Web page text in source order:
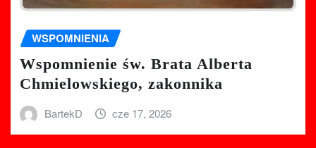
WSPOMNIENIA
Wspomnienie św. Brata Alberta
Chmielowskiego, zakonnika
BartekD cze 17, 2026